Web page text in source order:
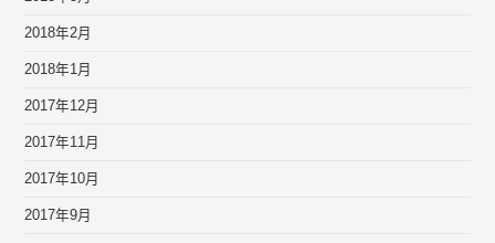
2018年2月
2018年1月
2017年12月
2017年11月
2017年10月
2017年9月